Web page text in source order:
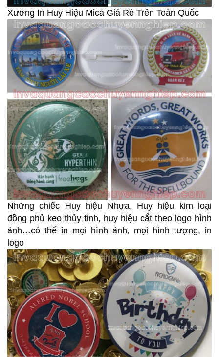
Xưởng In Huy Hiệu Mica Giá Rẻ Trên Toàn Quốc
Những chiếc Huy hiệu Nhựa, Huy hiệu kim loại
đồng phủ keo thủy tinh, huy hiệu cắt theo logo hình
ảnh…có thể in mọi hình ảnh, mọi hình tượng, in
logo